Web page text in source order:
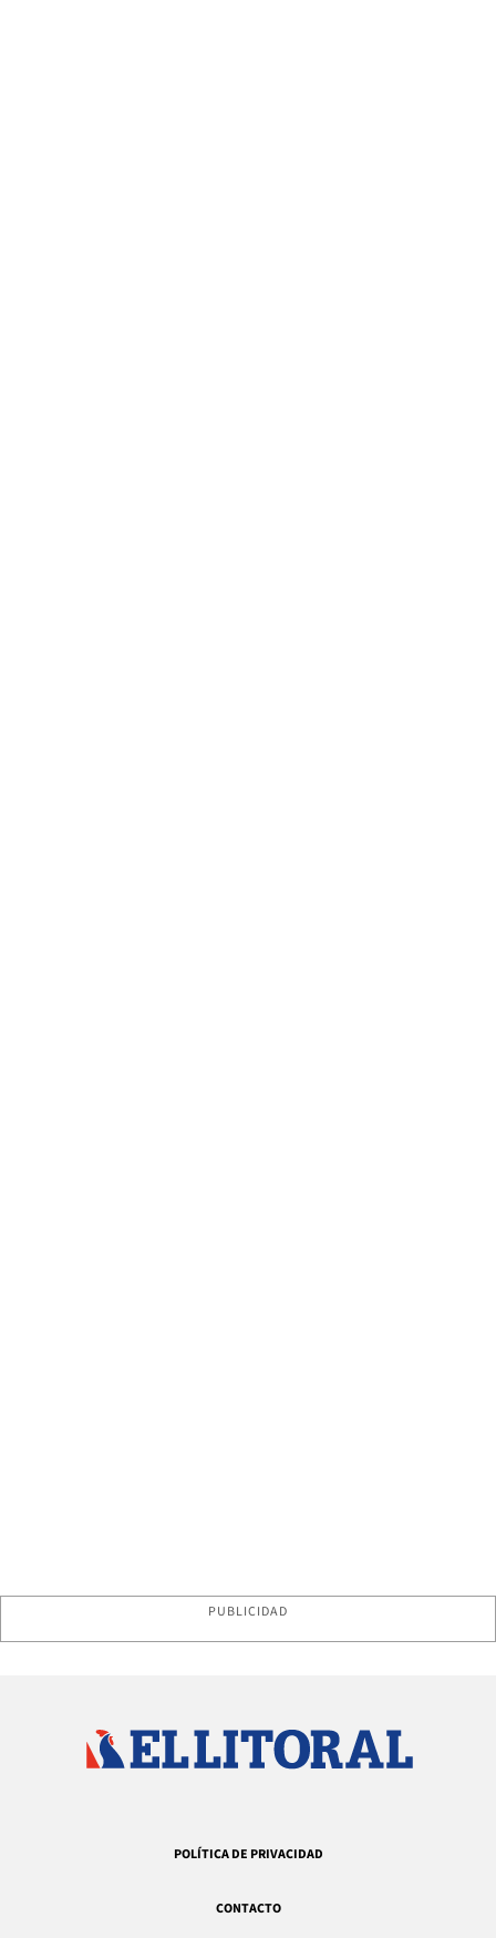
PUBLICIDAD
POLÍTICA DE PRIVACIDAD
CONTACTO